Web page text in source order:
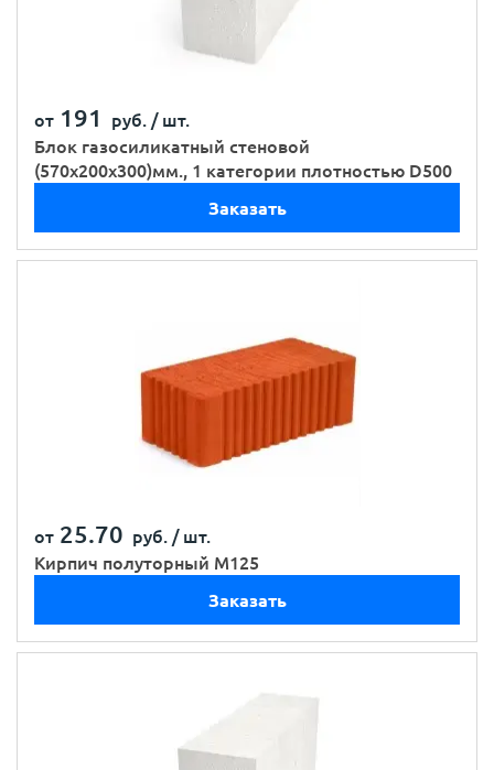
от 191 руб. / шт.
Блок газосиликатный стеновой
(570х200х300)мм., 1 категории плотностью D500
Заказать
от 25.70 руб. / шт.
Кирпич полуторный М125
Заказать